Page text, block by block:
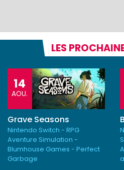
LES
14
AOU.
Grave Seasons
Nintendo Switch - RPG
Aventure Simulation -
Blumhouse Games - Perfect
Garbage